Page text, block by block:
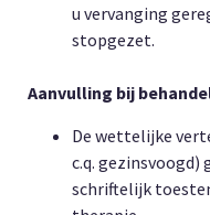
u vervanging
stopgezet.
Aanvulling bij
De wettelijke
c.q. gezinsvoogd)
schriftelijk